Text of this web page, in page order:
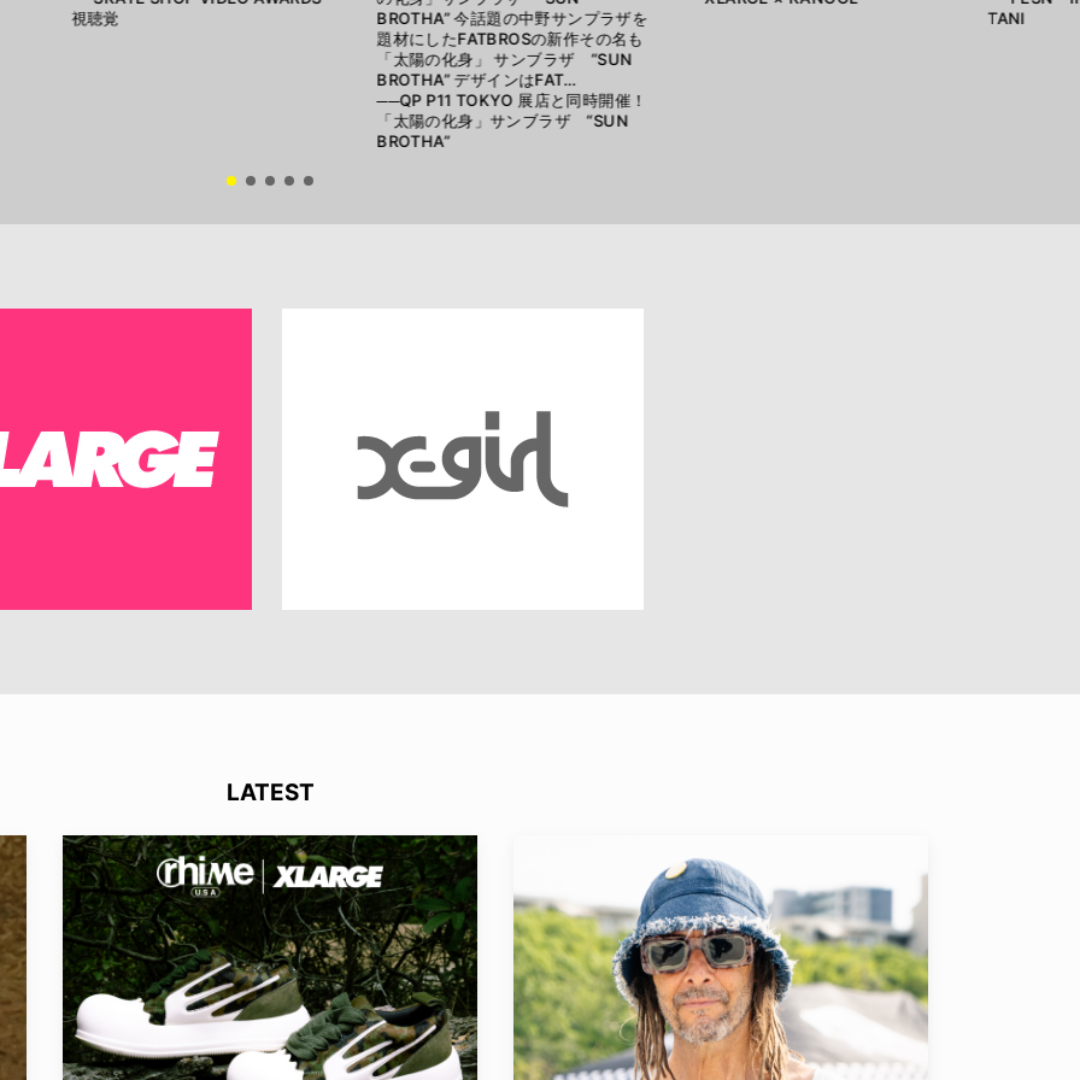
視聴覚
BROTHA” 今話題の中野サンプラザを
題材にしたFATBROSの新作その名も
「太陽の化身」 サンブラザ “SUN
BROTHA” デザインはFAT…
──QP P11 TOKYO 展店と同時開催！
「太陽の化身」サンブラザ “SUN
BROTHA”
TANI
LATEST